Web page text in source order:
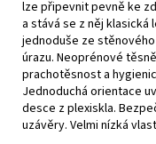
lze připevnit pevně ke
a stává se z něj
jednoduše ze
úrazu. Neoprénové
prachotěsnost a
Jednoduchá orientace
desce z plexiskla.
uzávěry. Velmi nízká